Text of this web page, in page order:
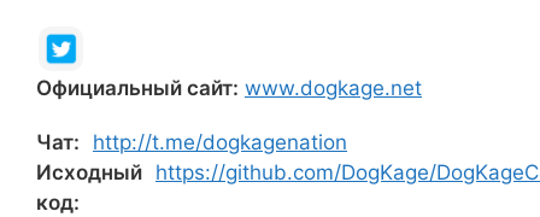
Официальный сайт: www.dogkage.net
Чат:
http://t.me/dogkagenation
Исходный
код:
https://github.com/DogKage/